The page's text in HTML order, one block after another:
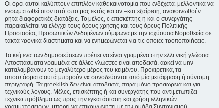
Οι όροι αυτοί καλύπτουν επιπλέον κάθε καινοτομία που ενδέχεται μελλοντικά να
ενσωματωθεί στον ιστότοπο μας εκτός και αν –κατ εξαίρεση, ανακοινωθούν
ρητά διαφορετικές διατάξεις. Το μέλος, ο επισκέπτης ή και ο συνεργάτης
παρακαλείται να ελέγχει τους όρους χρήσης και τους όρους Πολιτικής
Προστασίας Προσωπικών Δεδομένων σύμφωνα με την ισχύουσα Νομοθεσία σε
τακτά χρονικά διαστήματα και να ενημερώνεται για τις όποιες τροποποιήσεις.
Τα κείμενα των δημοσιεύσεων πρέπει να είναι γραμμένα στην ελληνική γλώσσα.
Αποσπάσματα γραμμένα σε άλλες γλώσσες είναι αποδεκτά, αρκεί να μην
καταλαμβάνουν το μεγαλύτερο μέρος του κειμένου. Προαιρετικά, τα
αποσπάσματα αυτά μπορούν να συνοδεύονται από μία μετάφραση ή σύντομη
περιγραφή. Τα greeklish δεν είναι αποδεκτά, παρά μόνο προσωρινά και για
τεχνικούς λόγους. Μέλος, επισκέπτης ή και συνεργάτης που αντιμετωπίζει
τεχνικό πρόβλημα ως προς την εγκατάσταση και χρήση ελληνικών
γραμματοσειρών, μπορεί να επικοινωνήσει με την ομάδα Συντονισμού